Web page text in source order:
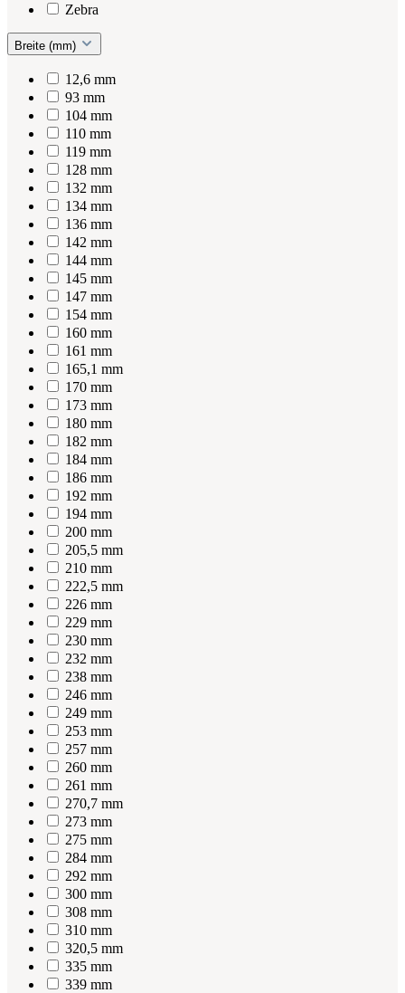
Zebra
Breite (mm)
12,6 mm
93 mm
104 mm
110 mm
119 mm
128 mm
132 mm
134 mm
136 mm
142 mm
144 mm
145 mm
147 mm
154 mm
160 mm
161 mm
165,1 mm
170 mm
173 mm
180 mm
182 mm
184 mm
186 mm
192 mm
194 mm
200 mm
205,5 mm
210 mm
222,5 mm
226 mm
229 mm
230 mm
232 mm
238 mm
246 mm
249 mm
253 mm
257 mm
260 mm
261 mm
270,7 mm
273 mm
275 mm
284 mm
292 mm
300 mm
308 mm
310 mm
320,5 mm
335 mm
339 mm